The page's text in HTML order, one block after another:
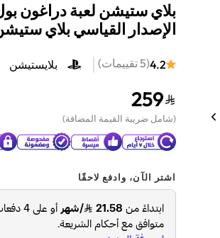
بلاي ستيشن لعبة دراغون
الإصدار القياسي بلاي
4.2
(
5تقييمات) بلايستيشن
259
(شامل ضريبة القيمة المضافة)
اشتر الآن، وادفع لاحقًا